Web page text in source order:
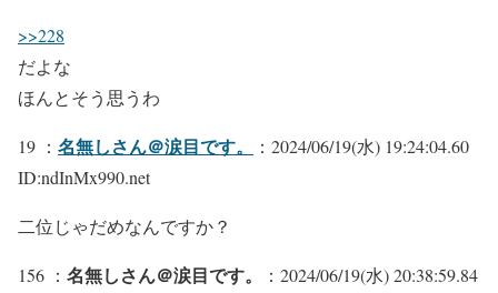
>>228
だよな
ほんとそう思うわ
19 ： 名無しさん＠涙目です。
：2024/06/19(水) 19:24:04.60
ID:ndInMx990.net
二位じゃだめなんですか？
156 ： 名無しさん＠涙目です。
：2024/06/19(水) 20:38:59.84